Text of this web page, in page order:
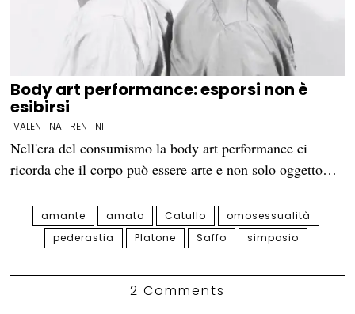
Body art performance: esporsi non è
esibirsi
VALENTINA TRENTINI
Nell'era del consumismo la body art performance ci
ricorda che il corpo può essere arte e non solo oggetto…
amante amato Catullo
omosessualità
pederastia
Platone Saffo simposio
2 Comments